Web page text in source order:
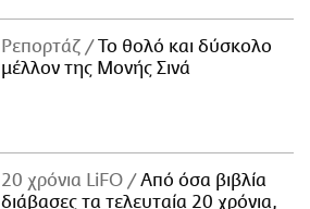
Ρεπορτάζ
Το θολό και δύσκολο
μέλλον της Μονής Σινά
20 χρόνια LiFO
Από όσα βιβλία
διάβασες τα τελευταία 20 χρόνια,